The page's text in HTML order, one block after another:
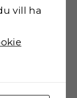
myös
vill ha